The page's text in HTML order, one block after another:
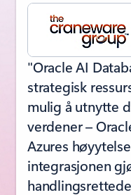
"Oracle AI
strategisk
mulig å utnytte
verdener –
Azures
integrasjonen